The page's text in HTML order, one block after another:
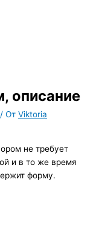
описание
/ ОтViktoria
не требует
и в то же время
форму.